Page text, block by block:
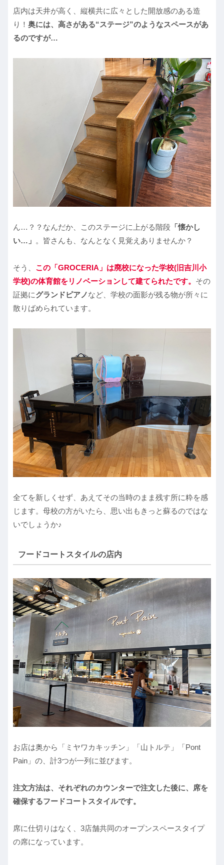
店内は天井が高く、縦横共に広々とした開放感のある造
り！ 奥には、高さがある“ステージ”のようなスペースがあ
るのですが…
ん…？？なんだか、このステージに上がる階段 「懐かし
い…」 。皆さんも、なんとなく見覚えありませんか？
そう、 この「GROCERIA 」は廃校になった学校(旧吉川小
学校)の体育館をリノベーションして建てられたです。 その
証拠にグランドピアノなど、学校の面影が残る物が所々に
散りばめられています。
全てを新しくせず、あえてその当時のまま残す所に粋を感
じます。母校の方がいたら、思い出もきっと蘇るのではな
いでしょうか♪
フードコートスタイルの店内
お店は奥から「ミヤワカキッチン」「山トルテ」「Pont
Pain」の、計3つが一列に並びます。
注文方法は、それぞれのカウンターで注文した後に、席を
確保するフードコートスタイルです。
席に仕切りはなく、3店舗共同のオープンスペースタイプ
の席になっています。